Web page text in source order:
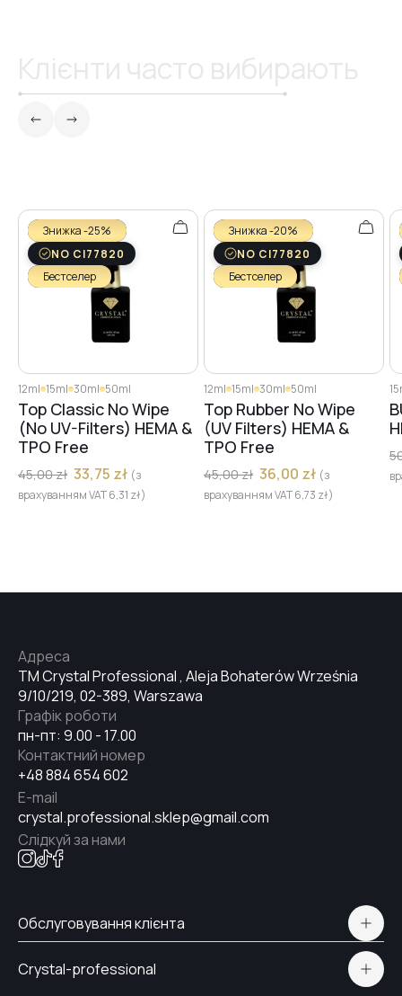
№24
№26
№27
№29
№30
№33
№34
№35
Знижка -25%
NO CI77820
Бестселер
12ml 15ml 30ml 50ml
Top Classic No Wipe
(No UV-Filters) HEMA &
TPO Free
45,00zł 33,75 zł (з
врахуванням VAT6,31 zł)
Знижка -20%
NO CI77820
Бестселер
12ml 15ml 30ml 50ml
Top Rubber No Wipe
(UV Filters) HEMA &
TPO Free
45,00zł 36,00 zł (з
врахуванням VAT6,73 zł)
TM Crystal Professional , Aleja Bohaterów Września
9/10/219, 02-389, Warszawa
Адреса
пн-пт: 9.00 - 17.00
Графік роботи
+48 884 654 602
Контактний номер
crystal.professional.sklep@gmail.com
E-mail
Слідкуй за нами
Обслуговування клієнта
Доставка і Оплата
Crystal-professional